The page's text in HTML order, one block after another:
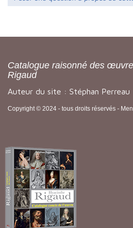
Catalogue raisonné des
Rigaud
Auteur du site : Stéphan Perreau
Copyright © 2024 - tous droits réservés -